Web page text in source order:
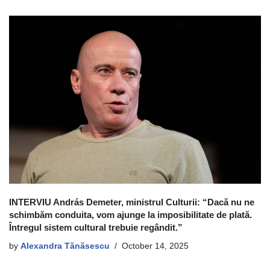
INTERVIU András Demeter, ministrul Culturii: “Dacă nu ne
schimbăm conduita, vom ajunge la imposibilitate de plată.
Întregul sistem cultural trebuie regândit.”
by Alexandra Tănăsescu October 14, 2025